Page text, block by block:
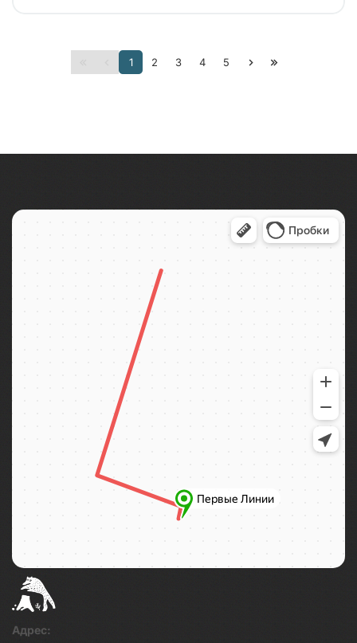
Тур от наших проверенных партнеров. Путешествие
на Валаам, в горный парк Рускеала, к водопадам
1 2 3 4 5
Адрес: